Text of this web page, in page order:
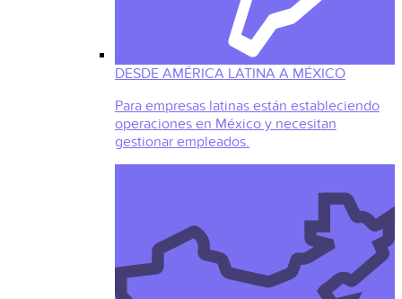
DESDE AMÉRICA LATINA A MÉXICO
Para empresas latinas están estableciendo
operaciones en México y necesitan
gestionar empleados.